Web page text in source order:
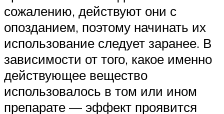
сожалению, действуют они с
опозданием, поэтому начинать их
использование следует заранее. В
зависимости от того, какое именно
действующее вещество
использовалось в том или ином
препарате — эффект проявится